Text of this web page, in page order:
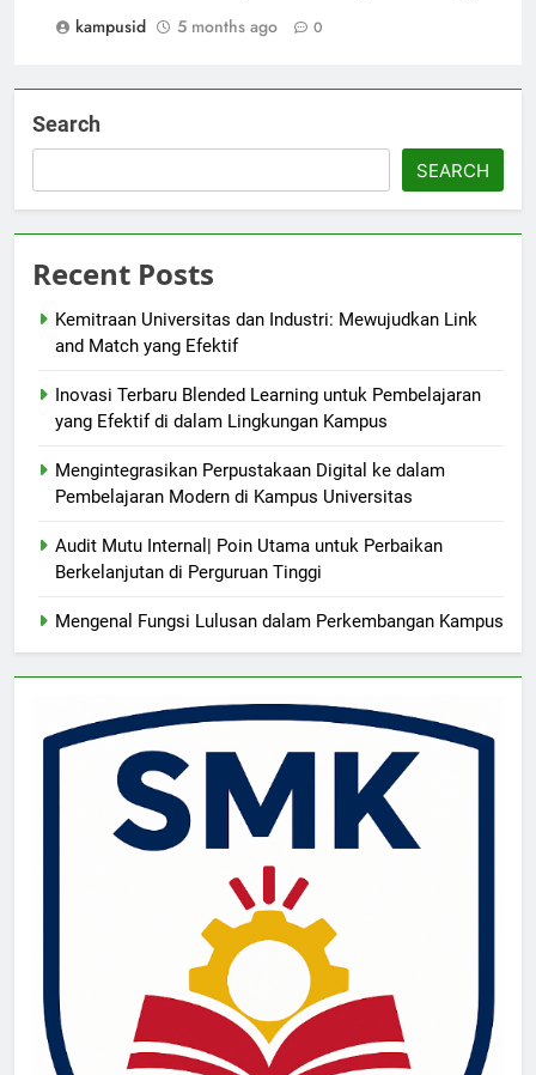
kampusid
5 months ago 0
Search
SEARCH
Recent Posts
Kemitraan Universitas dan Industri: Mewujudkan Link
and Match yang Efektif
Inovasi Terbaru Blended Learning untuk Pembelajaran
yang Efektif di dalam Lingkungan Kampus
Mengintegrasikan Perpustakaan Digital ke dalam
Pembelajaran Modern di Kampus Universitas
Audit Mutu Internal| Poin Utama untuk Perbaikan
Berkelanjutan di Perguruan Tinggi
Mengenal Fungsi Lulusan dalam Perkembangan Kampus